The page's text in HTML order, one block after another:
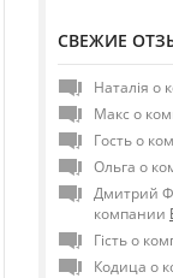
СВЕЖИЕ
Наталія о
Макс о
Гость о
Ольга о
Дмитрий
компании
Гість о
Кодица о